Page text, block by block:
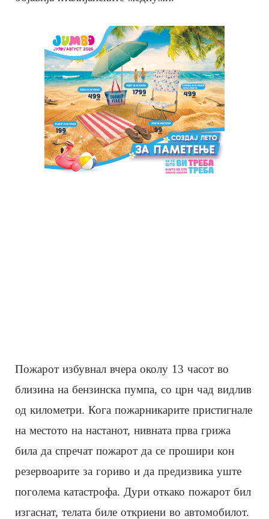
Пожарот избувнал вчера околу 13 часот во
близина на бензинска пумпа, со црн чад видлив
од километри. Кога пожарникарите пристигнале
на местото на настанот, нивната прва грижа
била да спречат пожарот да се прошири кон
резервоарите за гориво и да предизвика уште
поголема катастрофа. Дури откако пожарот бил
изгаснат, телата биле откриени во автомобилот.